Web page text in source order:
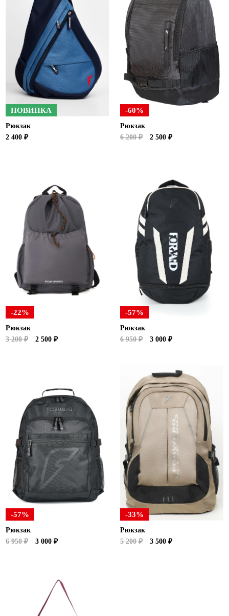
НОВИНКА
Рюкзак
2 400 ₽
-60%
Рюкзак
6 200 ₽
2 500 ₽
-22%
Рюкзак
3 200 ₽
2 500 ₽
-57%
Рюкзак
6 950 ₽
3 000 ₽
-57%
Рюкзак
6 950 ₽
3 000 ₽
-33%
Рюкзак
5 200 ₽
3 500 ₽